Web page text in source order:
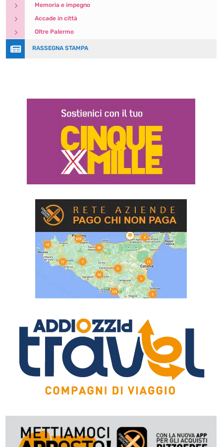
5 Memoria e impegno
5 Accade in città
5 Oltre Palermo
 RASSEGNA STAMPA